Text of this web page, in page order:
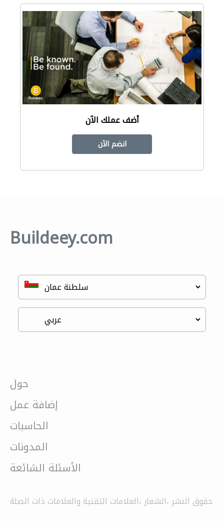
أضف عملك الآن
انضم الآن
Buildeey.com
حول
إضافة عمل
الحاسبات
المدونات
الأسئلة الشائعة
حقوق النشر ،الشعار ،العلامات التقنية والعلامات ذات الصلة